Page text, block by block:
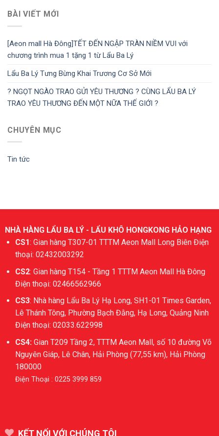
BÀI VIẾT MỚI
[Aeon mall Hà Đông]TẾT ĐẾN NGẬP TRÀN NIỀM VUI với
chương trình mua 1 tặng 1 từ Lẩu Ba Lý
Lẩu Ba Lý Tưng Bừng Khai Trương Cơ Sở Mới
? NGỌT NGÀO TRAO GỬI YÊU THƯƠNG ? CÙNG LẨU BA LÝ
TRAO YÊU THƯƠNG ĐẾN MỘT NỮA THẾ GIỚI ?
CHUYÊN MỤC
Tin tức
NHÀ HÀNG LẨU BA LÝ - LẨU KHÔ HONGKONG HẢO HẠNG
CS1: Gian hàng T307-01 TTTM Aeon Mall Long Biên Điện
thoại: 02432003292
CS2: Gian hàng T154 - Tầng 1 TTTM Aeon Mall Hà Đông
Điện thoại: 02466562966
CS3: Nhà hàng Lẩu Ba Lý Hạ Long, SH1-01 Times Garden,
Lê Thánh Tông, Phường Bạch Đằng, Hạ Long, Quảng Ninh
Điện thoại: 02033.622998
CS4:Gian T209 Tầng 2, TTTM Aeon Mall, số 10 đường Võ
Nguyên Giáp, Lê Chân, Hải Phòng (77,55 km), Hải Phòng
180000
Điện Thoại : 0225 3999 859
KẾT NỐI VỚI CHÚNG TÔI